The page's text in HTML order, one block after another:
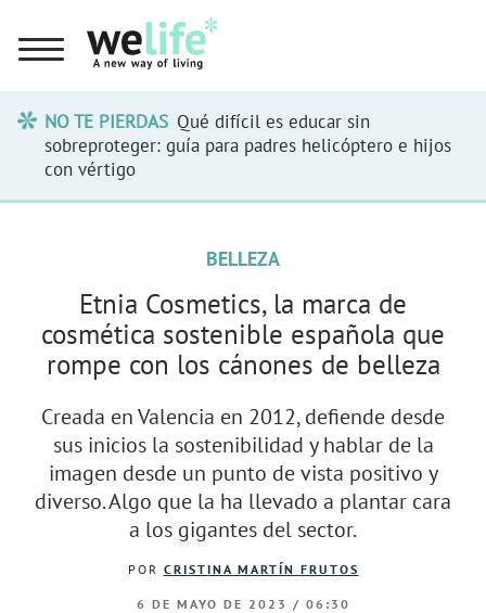
NO TE PIERDAS Qué difícil es educar sin
sobreproteger: guía para padres helicóptero e hijos
con vértigo
BELLEZA
Etnia Cosmetics, la marca de
cosmética sostenible española que
rompe con los cánones de belleza
Creada en Valencia en 2012, defiende desde
sus inicios la sostenibilidad y hablar de la
imagen desde un punto de vista positivo y
diverso. Algo que la ha llevado a plantar cara
a los gigantes del sector.
POR CRISTINA MARTÍN FRUTOS
6 DE MAYO DE 2023 / 06:30